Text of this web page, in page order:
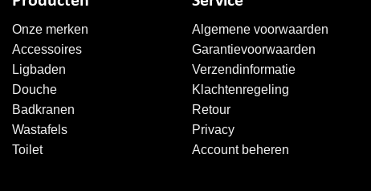
Onze merken
Accessoires
Ligbaden
Douche
Badkranen
Wastafels
Toilet
Algemene voorwaarden
Garantievoorwaarden
Verzendinformatie
Klachtenregeling
Retour
Privacy
Account beheren